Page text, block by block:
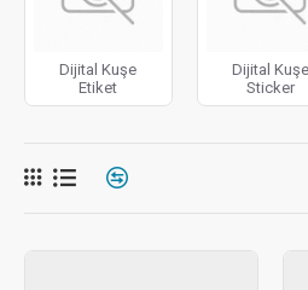
Dijital Kuşe
Etiket
Dijital Kuşe
Sticker